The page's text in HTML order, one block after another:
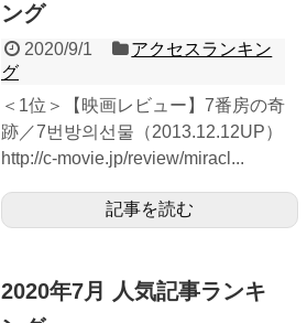
ング
2020/9/1
アクセスランキン
グ
＜1位＞【映画レビュー】7番房の奇
跡／7번방의선물（2013.12.12UP）
http://c-movie.jp/review/miracl...
記事を読む
2020年7月 人気記事ランキ